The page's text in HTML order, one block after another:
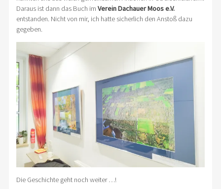
Daraus ist dann das Buch im Verein Dachauer Moos e.V.
entstanden. Nicht von mir, ich hatte sicherlich den Anstoß dazu
gegeben.
Die Geschichte geht noch weiter …!